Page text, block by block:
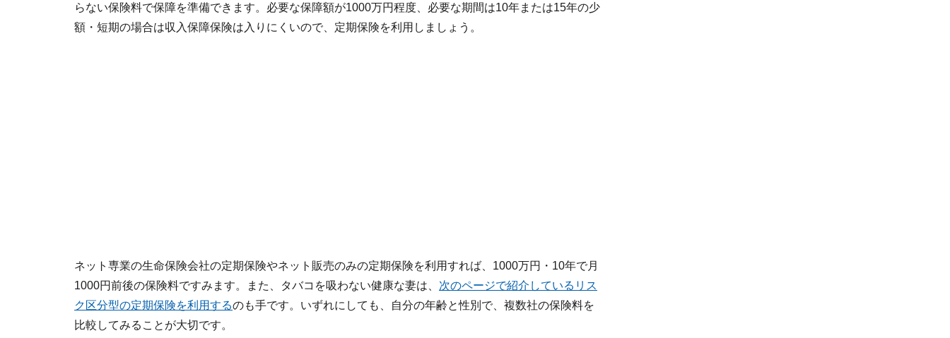
らない保険料で保障を準備できます。必要な保障額が1000万円程度、必要な期間は10年または15年の少
額・短期の場合は収入保障保険は入りにくいので、定期保険を利用しましょう。
ネット専業の生命保険会社の定期保険やネット販売のみの定期保険を利用すれば、1000万円・10年で月
1000円前後の保険料ですみます。また、タバコを吸わない健康な妻は、 次のページで紹介しているリス
ク区分型の定期保険を利用するのも手です。いずれにしても、自分の年齢と性別で、複数社の保険料を
比較してみることが大切です。